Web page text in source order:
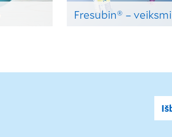
Fresubin® –